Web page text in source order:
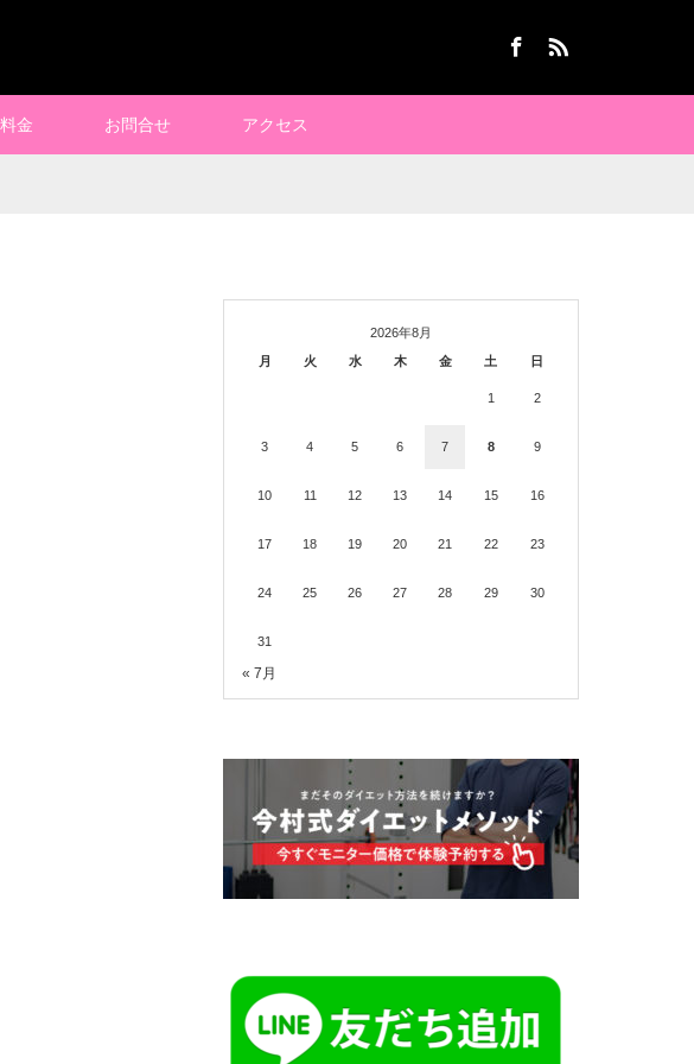
料金 お問合せ アクセス
2026年8月
月
火 水 木 金 土 日
1 2
3 4 5 6 7 8 9
10 11 12 13 14 15 16
17 18 19 20 21 22 23
24 25 26 27 28 29 30
31
« 7月